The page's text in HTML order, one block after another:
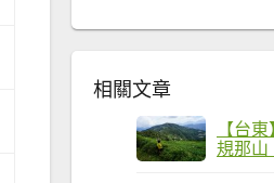
相關文章
【台
規那山